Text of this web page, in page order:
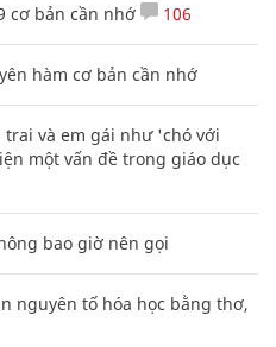
cơ bản cần nhớ 106
hàm cơ bản cần nhớ
và em gái như 'chó với
một vấn đề trong giáo dục
bao giờ nên gọi
nguyên tố hóa học bằng thơ,